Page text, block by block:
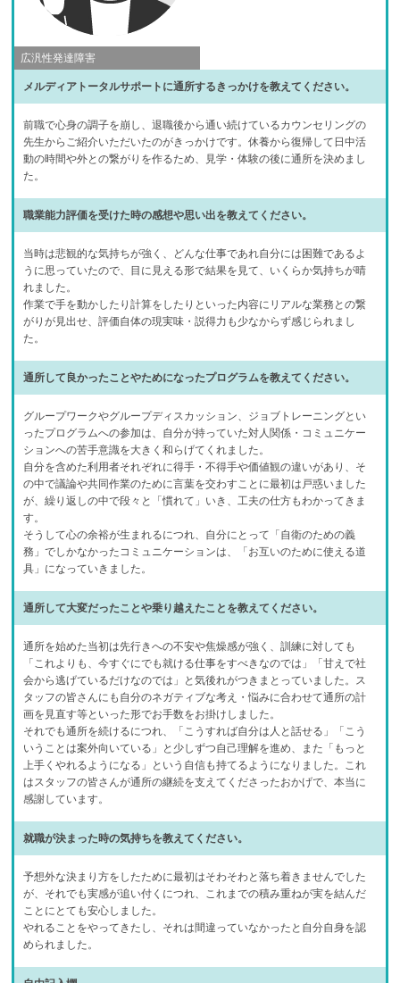
広汎性発達障害
メルディアトータルサポートに通所するきっかけを教えてください。
前職で心身の調子を崩し、退職後から通い続けているカウンセリングの
先生からご紹介いただいたのがきっかけです。休養から復帰して日中活
動の時間や外との繋がりを作るため、見学・体験の後に通所を決めまし
た。
職業能力評価を受けた時の感想や思い出を教えてください。
当時は悲観的な気持ちが強く、どんな仕事であれ自分には困難であるよ
うに思っていたので、目に見える形で結果を見て、いくらか気持ちが晴
れました。
作業で手を動かしたり計算をしたりといった内容にリアルな業務との繋
がりが見出せ、評価自体の現実味・説得力も少なからず感じられまし
た。
通所して良かったことやためになったプログラムを教えてください。
グループワークやグループディスカッション、ジョブトレーニングとい
ったプログラムへの参加は、自分が持っていた対人関係・コミュニケー
ションへの苦手意識を大きく和らげてくれました。
自分を含めた利用者それぞれに得手・不得手や価値観の違いがあり、そ
の中で議論や共同作業のために言葉を交わすことに最初は戸惑いました
が、繰り返しの中で段々と「慣れて」いき、工夫の仕方もわかってきま
す。
そうして心の余裕が生まれるにつれ、自分にとって「自衛のための義
務」でしかなかったコミュニケーションは、「お互いのために使える道
具」になっていきました。
通所して大変だったことや乗り越えたことを教えてください。
通所を始めた当初は先行きへの不安や焦燥感が強く、訓練に対しても
「これよりも、今すぐにでも就ける仕事をすべきなのでは」「甘えで社
会から逃げているだけなのでは」と気後れがつきまとっていました。ス
タッフの皆さんにも自分のネガティブな考え・悩みに合わせて通所の計
画を見直す等といった形でお手数をお掛けしました。
それでも通所を続けるにつれ、「こうすれば自分は人と話せる」「こう
いうことは案外向いている」と少しずつ自己理解を進め、また「もっと
上手くやれるようになる」という自信も持てるようになりました。これ
はスタッフの皆さんが通所の継続を支えてくださったおかげで、本当に
感謝しています。
就職が決まった時の気持ちを教えてください。
予想外な決まり方をしたために最初はそわそわと落ち着きませんでした
が、それでも実感が追い付くにつれ、これまでの積み重ねが実を結んだ
ことにとても安心しました。
やれることをやってきたし、それは間違っていなかったと自分自身を認
められました。